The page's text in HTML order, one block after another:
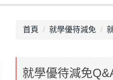
首頁 就學優待減免
就學優待減免